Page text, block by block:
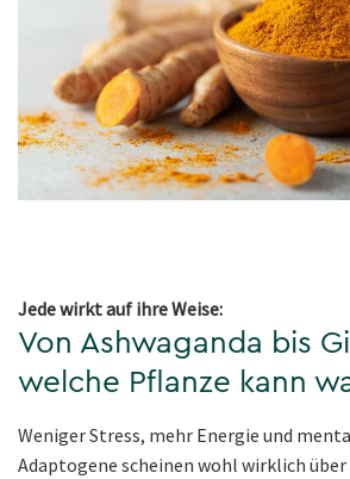
Jede wirkt auf ihre Weise:
Von Ashwaganda bis
welche Pflanze kann
Weniger Stress, mehr Energie und
Adaptogene scheinen wohl wirklich